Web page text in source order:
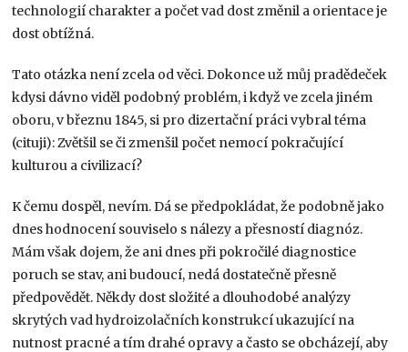
technologií charakter a počet vad dost změnil a orientace je
dost obtížná.
Tato otázka není zcela od věci. Dokonce už můj pradědeček
kdysi dávno viděl podobný problém, i když ve zcela jiném
oboru, v březnu 1845, si pro dizertační práci vybral téma
(cituji): Zvětšil se či zmenšil počet nemocí pokračující
kulturou a civilizací?
K čemu dospěl, nevím. Dá se předpokládat, že podobně jako
dnes hodnocení souviselo s nálezy a přesností diagnóz.
Mám však dojem, že ani dnes při pokročilé diagnostice
poruch se stav, ani budoucí, nedá dostatečně přesně
předpovědět. Někdy dost složité a dlouhodobé analýzy
skrytých vad hydroizolačních konstrukcí ukazující na
nutnost pracné a tím drahé opravy a často se obcházejí, aby